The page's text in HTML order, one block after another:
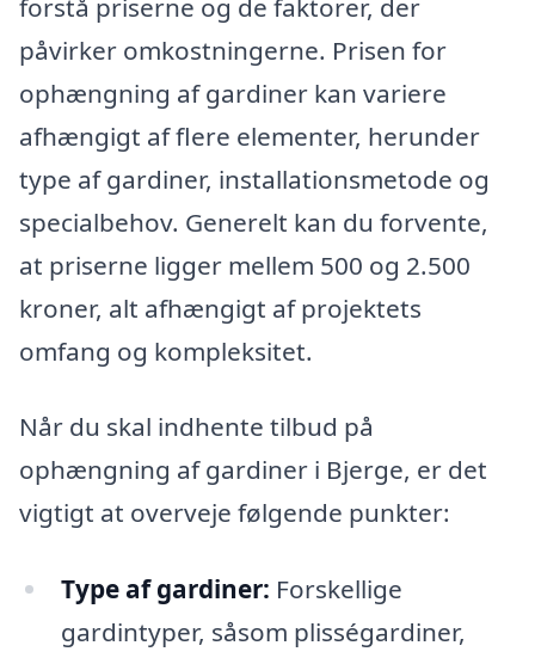
påvirker omkostningerne. Prisen for
ophængning af gardiner kan variere
afhængigt af flere elementer, herunder
type af gardiner, installationsmetode og
specialbehov. Generelt kan du forvente,
at priserne ligger mellem 500 og 2.500
kroner, alt afhængigt af projektets
omfang og kompleksitet.
Når du skal indhente tilbud på
ophængning af gardiner i Bjerge, er det
vigtigt at overveje følgende punkter:
Type af gardiner: Forskellige
gardintyper, såsom plisségardiner,